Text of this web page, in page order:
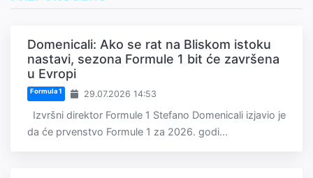
Domenicali: Ako se rat na Bliskom istoku
nastavi, sezona Formule 1 bit će završena
u Evropi
Formula 1 29.07.2026 14:53
Izvršni direktor Formule 1 Stefano Domenicali izjavio je
da će prvenstvo Formule 1 za 2026. godi...